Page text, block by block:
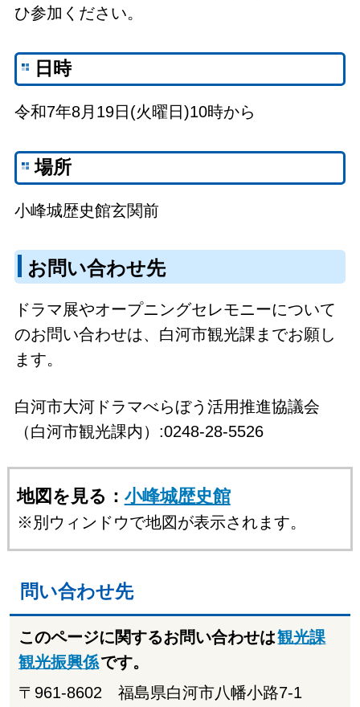
ひ参加ください。
日時
令和7年8月19日(火曜日)10時から
場所
小峰城歴史館玄関前
お問い合わせ先
ドラマ展やオープニングセレモニーについて
のお問い合わせは、白河市観光課までお願し
ます。
白河市大河ドラマべらぼう活用推進協議会
（白河市観光課内）:0248-28-5526
地図を見る： 小峰城歴史館
※別ウィンドウで地図が表示されます。
問い合わせ先
このページに関するお問い合わせは観光課
観光振興係です。
〒961-8602 福島県白河市八幡小路7-1